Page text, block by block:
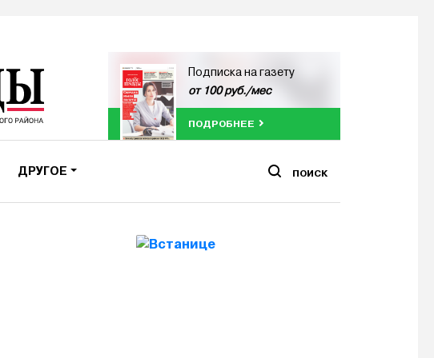
Подписка на газету
от 100 руб./мес
ПОДРОБНЕЕ
ДРУГОЕ ПОИСК